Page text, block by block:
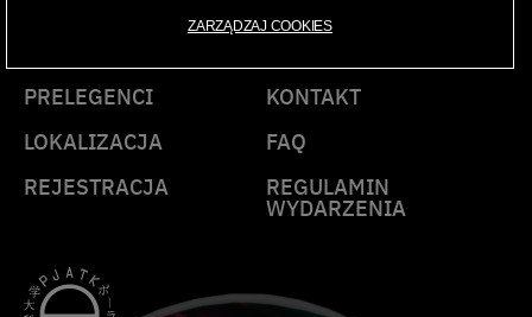
PRELEGENCI
LOKALIZACJA
REJESTRACJA
KONTAKT
FAQ
REGULAMIN
WYDARZENIA
ZARZĄDZAJ COOKIES